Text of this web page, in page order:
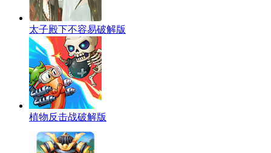
太子殿下不容易破解版
植物反击战破解版